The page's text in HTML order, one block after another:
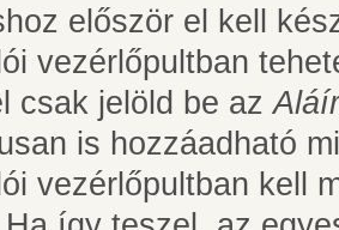
először el kell
vezérlőpultban
csak jelöld be az
is hozzáadható
vezérlőpultban kell